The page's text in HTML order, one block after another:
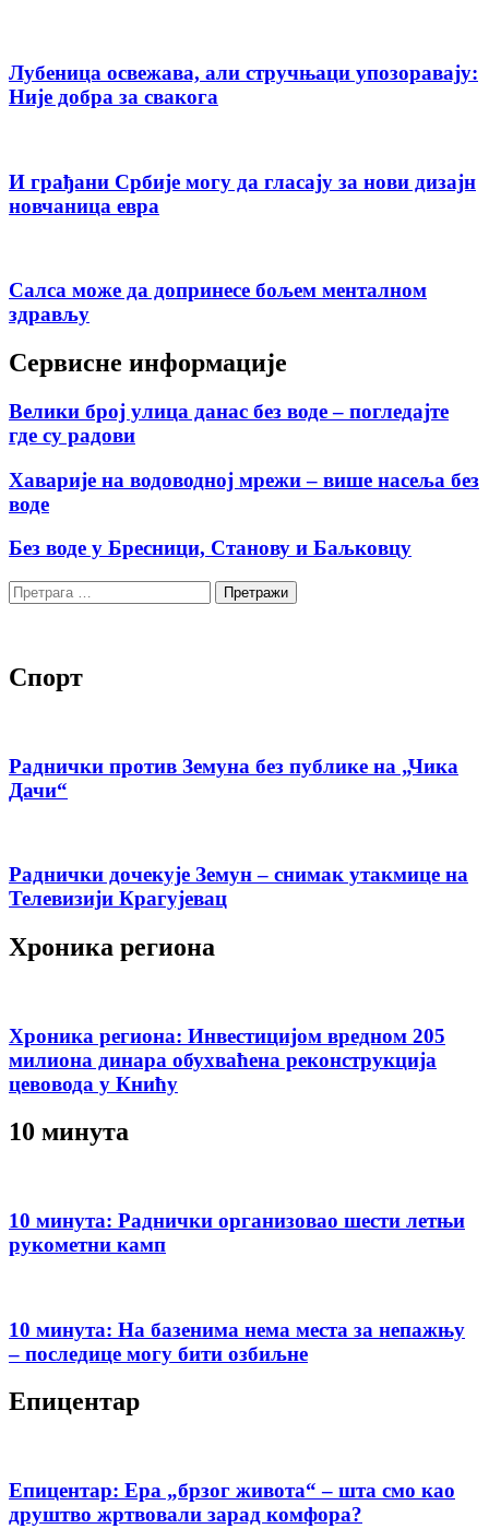
Лубеница освежава, али стручњаци упозоравају:
Није добра за свакога
И грађани Србије могу да гласају за нови дизајн
новчаница евра
Салса може да допринесе бољем менталном
здрављу
Сервисне информације
Велики број улица данас без воде – погледајте
где су радови
Хаварије на водоводној мрежи – више насеља без
воде
Без воде у Бресници, Станову и Баљковцу
Претрага
за:
Спорт
Раднички против Земуна без публике на „Чика
Дачи“
Раднички дочекује Земун – снимак утакмице на
Телевизији Крагујевац
Хроника региона
Хроника региона: Инвестицијом вредном 205
милиона динара обухваћена реконструкција
цевовода у Книћу
10 минута
10 минута: Раднички организовао шести летњи
рукометни камп
10 минута: На базенима нема места за непажњу
– последице могу бити озбиљне
Епицентар
Епицентар: Ера „брзог живота“ – шта смо као
друштво жртвовали зарад комфора?